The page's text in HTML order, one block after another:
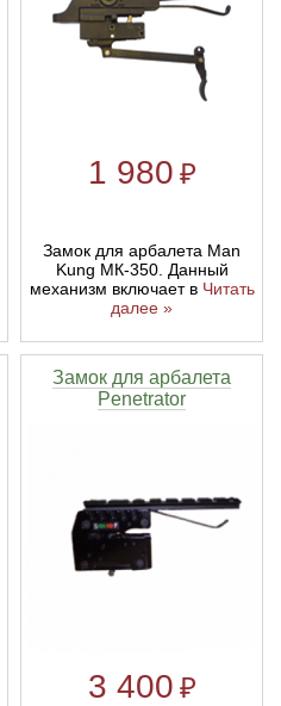
1 980 ₽
Замок для арбалета Man
Kung МК-350. Данный
механизм включает в Читать
далее »
Замок для арбалета
Penetrator
3 400 ₽